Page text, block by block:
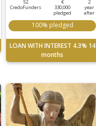
52
CredoFunders
€
330,000
pledged
2
year
after
100% pledged
LOAN WITH INTEREST 4.3% 14
months